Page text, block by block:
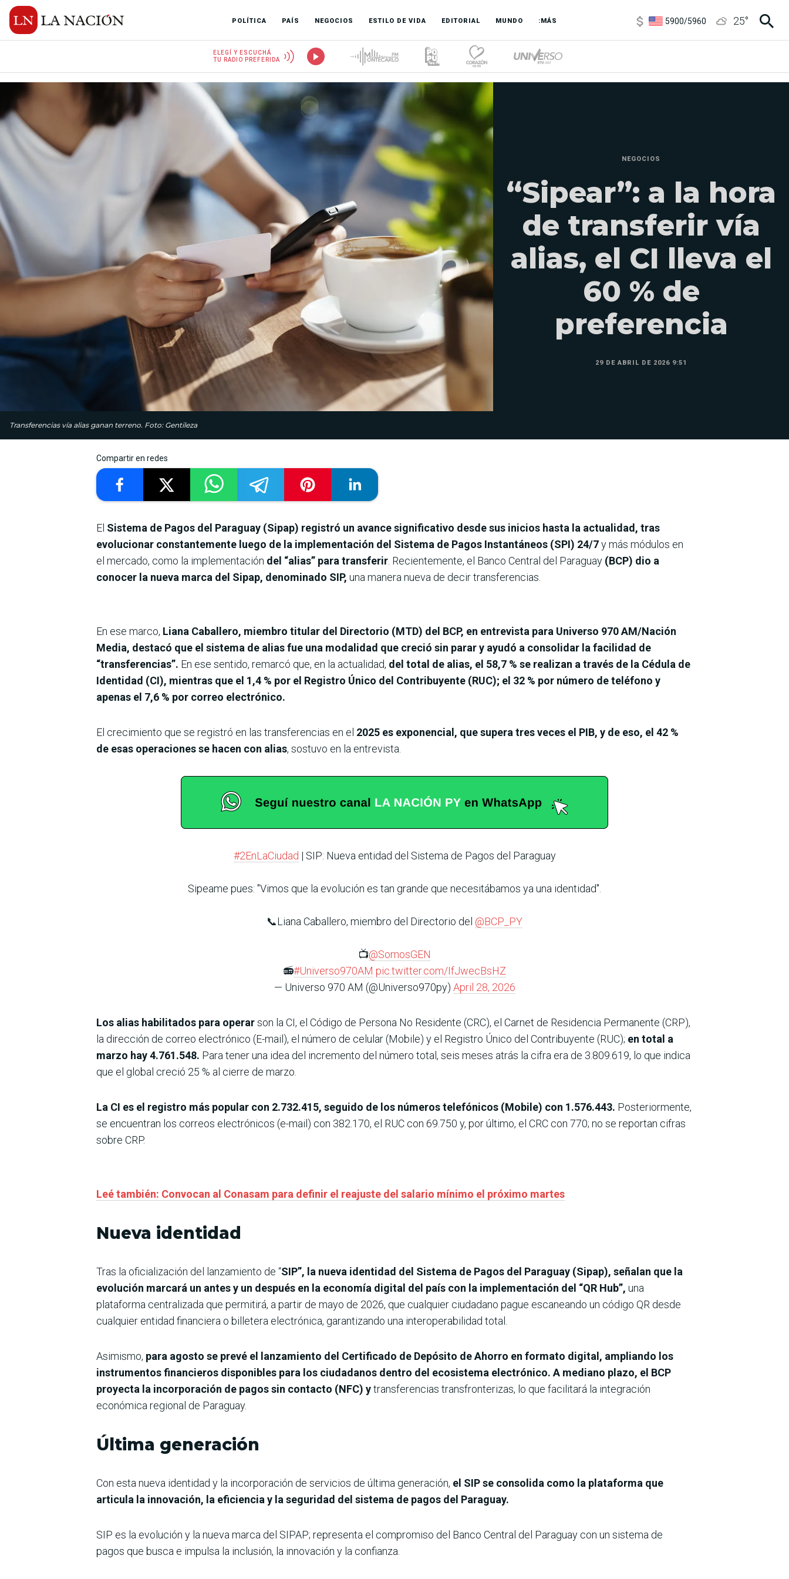
POLÍTICA PAÍS NEGOCIOS ESTILO DE VIDA EDITORIAL MUNDO :MÁS 5900/5960
5900/5960
25°
ELEGÍ Y ESCUCHÁ
TU RADIO PREFERIDA
Transferencias vía alias ganan terreno. Foto: Gentileza
NEGOCIOS
“Sipear”: a la hora
de transferir vía
alias, el CI lleva el
60 % de
preferencia
29 DE ABRIL DE 2026 9:51
Compartir en redes
El Sistema de Pagos del Paraguay (Sipap) registró un avance significativo desde sus inicios hasta la actualidad, tras
evolucionar constantemente luego de la implementación del Sistema de Pagos Instantáneos (SPI) 24/7y más módulos en
el mercado, como la implementación del “alias” para transferir . Recientemente, el Banco Central del Paraguay (BCP) dio a
conocer la nueva marca del Sipap, denominado SIP, una manera nueva de decir transferencias.
En ese marco, Liana Caballero, miembro titular del Directorio (MTD) del BCP, en entrevista para Universo 970 AM/Nación
Media, destacó que el sistema de alias fue una modalidad que creció sin parar y ayudó a consolidar la facilidad de
“transferencias”. En ese sentido, remarcó que, en la actualidad, del total de alias, el 58,7 % se realizan a través de la Cédula de
Identidad (CI), mientras que el 1,4 % por el Registro Único del Contribuyente (RUC); el 32 % por número de teléfono y
apenas el 7,6 % por correo electrónico.
El crecimiento que se registró en las transferencias en el 2025 es exponencial, que supera tres veces el PIB, y de eso, el 42 %
de esas operaciones se hacen con alias, sostuvo en la entrevista.
#2EnLaCiudad | SIP: Nueva entidad del Sistema de Pagos del Paraguay
Sipeame pues: "Vimos que la evolución es tan grande que necesitábamos ya una identidad".
📞Liana Caballero, miembro del Directorio del @BCP_PY
📺@SomosGEN
📻#Universo970AM pic.twitter.com/IfJwecBsHZ
— Universo 970 AM (@Universo970py) April 28, 2026
Los alias habilitados para operarson la CI, el Código de Persona No Residente (CRC), el Carnet de Residencia Permanente (CRP),
la dirección de correo electrónico (E-mail), el número de celular (Mobile) y el Registro Único del Contribuyente (RUC); en total a
marzo hay 4.761.548. Para tener una idea del incremento del número total, seis meses atrás la cifra era de 3.809.619, lo que indica
que el global creció 25 % al cierre de marzo.
La CI es el registro más popular con 2.732.415, seguido de los números telefónicos (Mobile) con 1.576.443. Posteriormente,
se encuentran los correos electrónicos (e-mail) con 382.170, el RUC con 69.750 y, por último, el CRC con 770; no se reportan cifras
sobre CRP.
Leé también: Convocan al Conasam para definir el reajuste del salario mínimo el próximo martes
Nueva identidad
Tras la oficialización del lanzamiento de “SIP”, la nueva identidad del Sistema de Pagos del Paraguay (Sipap), señalan que la
evolución marcará un antes y un después en la economía digital del país con la implementación del “QR Hub”, una
plataforma centralizada que permitirá, a partir de mayo de 2026, que cualquier ciudadano pague escaneando un código QR desde
cualquier entidad financiera o billetera electrónica, garantizando una interoperabilidad total.
Asimismo, para agosto se prevé el lanzamiento del Certificado de Depósito de Ahorro en formato digital, ampliando los
instrumentos financieros disponibles para los ciudadanos dentro del ecosistema electrónico. A mediano plazo, el BCP
proyecta la incorporación de pagos sin contacto (NFC) ytransferencias transfronterizas, lo que facilitará la integración
económica regional de Paraguay.
Última generación
Con esta nueva identidad y la incorporación de servicios de última generación, el SIP se consolida como la plataforma que
articula la innovación, la eficiencia y la seguridad del sistema de pagos del Paraguay.
SIP es la evolución y la nueva marca del SIPAP; representa el compromiso del Banco Central del Paraguay con un sistema de
pagos que busca e impulsa la inclusión, la innovación y la confianza.